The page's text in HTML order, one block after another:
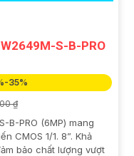
S-B-PRO
35%
₫
B-PRO (6MP) mang
CMOS 1/1. 8”. Khả
bảo chất lượng vượt